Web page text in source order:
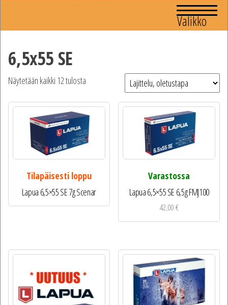
Valikko
6,5x55 SE
Näytetään kaikki 12 tulosta
Tilapäisesti loppu
Lapua 6,5×55 SE 7g Scenar
Varastossa
Lapua 6,5×55 SE 6,5g FMJ100
42,00€